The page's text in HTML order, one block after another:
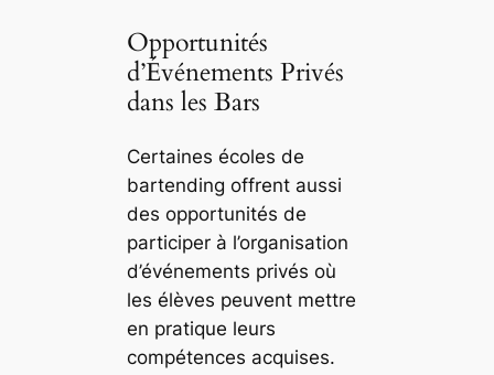
Opportunités
d’Événements Privés
dans les Bars
Certaines écoles de
bartending offrent aussi
des opportunités de
participer à l’organisation
d’événements privés où
les élèves peuvent mettre
en pratique leurs
compétences acquises.